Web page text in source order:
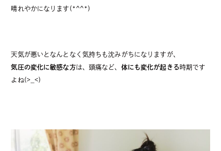
晴れやかになります(*^^*)
天気が悪いとなんとなく気持ちも沈みがちになりますが、
気圧の変化に敏感な方は、頭痛など、 体にも変化が起きる時期です
よね(>_<)